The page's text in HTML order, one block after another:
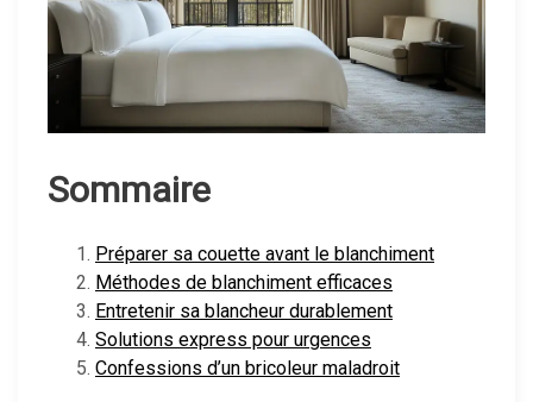
Sommaire
Préparer sa couette avant le blanchiment
Méthodes de blanchiment efficaces
Entretenir sa blancheur durablement
Solutions express pour urgences
Confessions d’un bricoleur maladroit